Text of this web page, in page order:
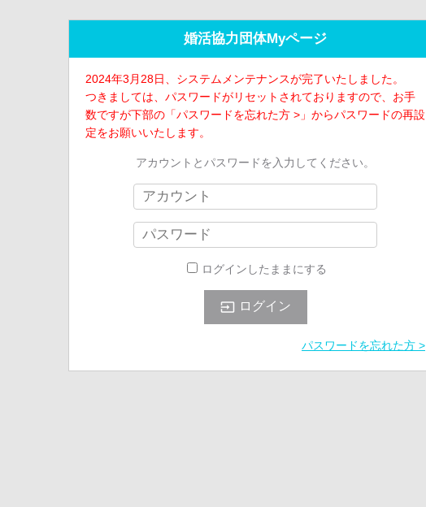
婚活協力団体Myページ
2024年3月28日、システムメンテナンスが完了いたしました。
つきましては、パスワードがリセットされておりますので、お手
数ですが下部の「パスワードを忘れた方 >」からパスワードの再設
定をお願いいたします。
アカウントとパスワードを入力してください。
ログインしたままにする
 ログイン
パスワードを忘れた方 >